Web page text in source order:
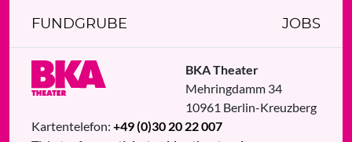
FUNDGRUBE JOBS
BKA Theater
Mehringdamm 34
10961 Berlin-Kreuzberg
Kartentelefon: +49 (0)30 20 22 007